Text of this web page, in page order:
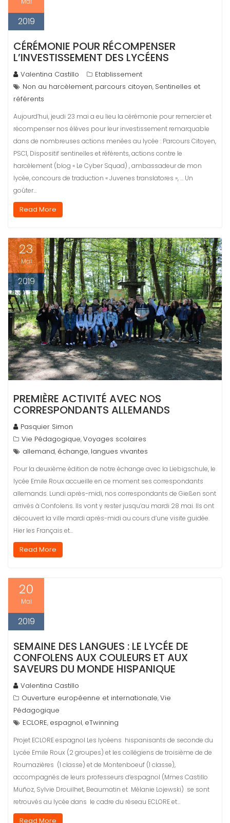
2019
CÉRÉMONIE POUR RÉCOMPENSER
L’INVESTISSEMENT DES LYCÉENS
Valentina Castillo
Etablissement
Non au harcèlement, parcours citoyen, Sentinelles et
référents
Aujourd’hui, jeudi 23 mai a eu lieu la cérémonie pour remercier et
récompenser nos élèves pour leur investissement remarquable
dans de nombreuses actions menées au lycée : Parcours Citoyen,
PSC1, Dispositif sentinelles et référents, actions contre le
harcèlement (blog « Le Cyber Squad) , ambassadeur de mon
lycée, concours de traduction « Juvenes translatores », … Un
goûter…
Read More
23
Mai
2019
PREMIÈRE ACTIVITÉ AVEC NOS
CORRESPONDANTS ALLEMANDS
Pasquier Simon
Vie Pédagogique,Voyages scolaires
allemand, échange, langues vivantes
Pour la deuxième édition de notre échange avec la Liebigschule, le
lycée Emile Roux accueille en ce moment ses correspondants
allemands. Lundi après-midi, nos correspondants de Gießen sont
arrivés à Confolens. Ils vont y rester jusqu’au mardi 28 mai. Ils ont
découvert la ville mardi après-midi au cours d’une visite guidée.
Hier les Français et…
Read More
20
Mai
2019
SEMAINE DES LANGUES : LE LYCÉE DE
CONFOLENS AUX COULEURS ET AUX
SAVEURS DU MONDE HISPANIQUE
Valentina Castillo
Ouverture européenne et internationale,Vie
Pédagogique
ECLORE, espagnol, eTwinning
Projet ECLORE espagnol Les lycéens hispanisants de seconde du
Lycée Emile Roux (2 groupes) et les collégiens de troisième de de
Roumazières (1 classe) et de Montenboeuf (1 classe),
accompagnés de leurs professeurs d’espagnol (Mmes Castillo
Muñoz, Sylvie Drouilhet, Beaumatin et Mélanie Lojewski) se sont
retrouvés au lycée dans le cadre du réseau ECLORE et…
Read More